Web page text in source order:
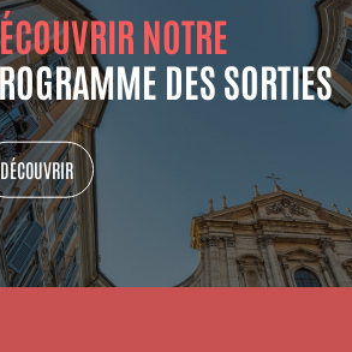
NOTRE
DES SORTIES
DÉCOUVRIR